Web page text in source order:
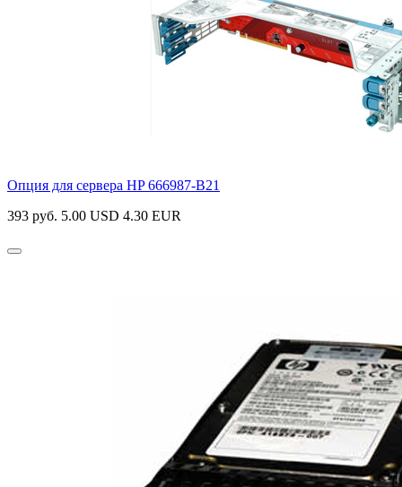
Опция для сервера HP666987-B21
393 руб. 5.00 USD 4.30 EUR